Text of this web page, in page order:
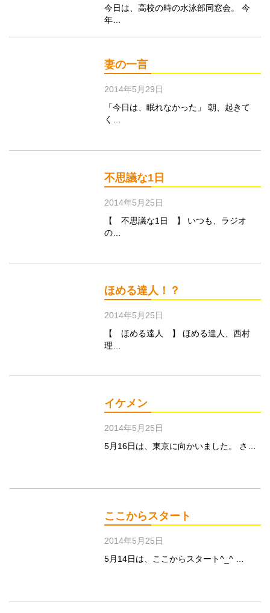
今日は、高校の時の水泳部同窓会。 今
年…
妻の一言
2014年5月29日
「今日は、眠れなかった」 朝、起きて
く…
不思議な1日
2014年5月25日
【 不思議な1日 】 いつも、ラジオ
の…
ほめる達人！？
2014年5月25日
【 ほめる達人 】 ほめる達人、西村
理…
イケメン
2014年5月25日
5月16日は、東京に向かいました。 さ…
ここからスタート
2014年5月25日
5月14日は、ここからスタート^_^ …